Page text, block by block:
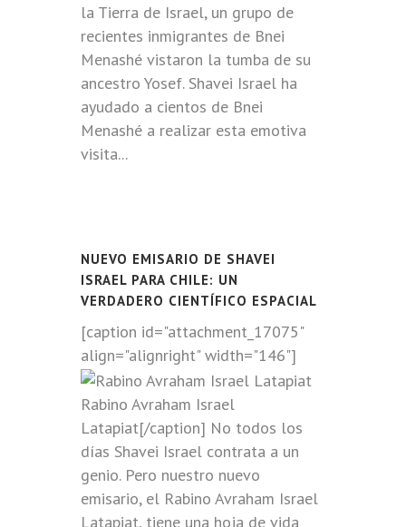
la Tierra de Israel, un grupo de
recientes inmigrantes de Bnei
Menashé vistaron la tumba de su
ancestro Yosef. Shavei Israel ha
ayudado a cientos de Bnei
Menashé a realizar esta emotiva
visita...
NUEVO EMISARIO DE SHAVEI
ISRAEL PARA CHILE: UN
VERDADERO CIENTÍFICO ESPACIAL
[caption id="attachment_17075"
align="alignright" width="146"]
Rabino Avraham Israel
Latapiat[/caption] No todos los
días Shavei Israel contrata a un
genio. Pero nuestro nuevo
emisario, el Rabino Avraham Israel
Latapiat, tiene una hoja de vida